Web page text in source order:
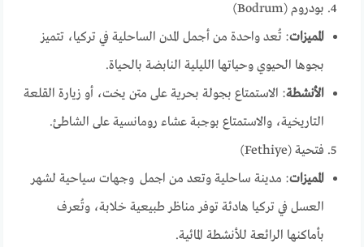
بودروم (Bodrum)
المميزات: تُعد واحدة من أجمل المدن الساحلية في تركيا، تتميز
بجوها الحيوي وحياتها الليلية النابضة بالحياة.
الأنشطة: الاستمتاع بجولة بحرية على متن يخت، أو زيارة القلعة
التاريخية، والاستمتاع بوجبة عشاء رومانسية على الشاطئ.
فتحية (Fethiye)
المميزات: مدينة ساحلية وتعد من اجمل وجهات سياحية لشهر
العسل في تركيا هادئة توفر مناظر طبيعية خلابة، وتُعرف
بأماكنها الرائعة للأنشطة المائية.